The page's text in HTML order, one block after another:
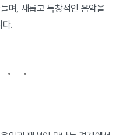
며, 새롭고 독창적인 음악을
다.